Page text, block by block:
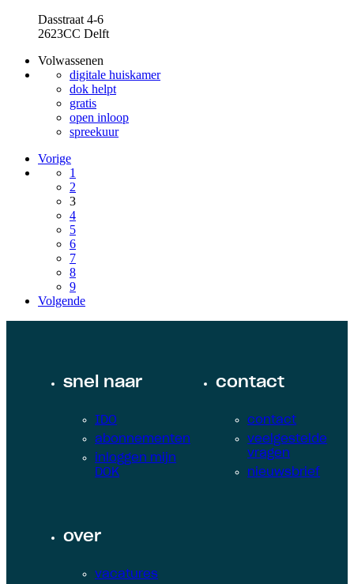
Dasstraat 4-6
2623CC Delft
Volwassenen
digitale huiskamer
dok helpt
gratis
open inloop
spreekuur
Vorige
1
2
3
4
5
6
7
8
9
Volgende
snel naar
IDO
abonnementen
inloggen mijn
DOK
contact
contact
veelgestelde
vragen
nieuwsbrief
over
vacatures